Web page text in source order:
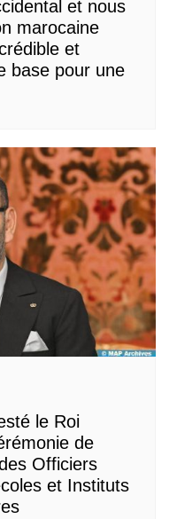
et nous
marocaine
et
base pour une
le Roi
de
Officiers
et Instituts